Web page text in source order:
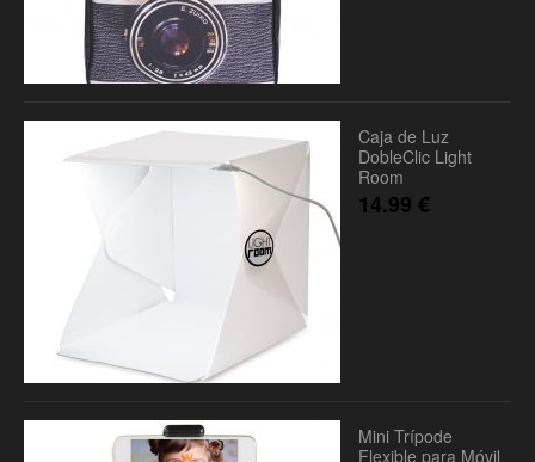
Caja de Luz
DobleClic Light
Room
14.99 €
Mini Trípode
Flexible para Móvil